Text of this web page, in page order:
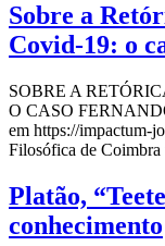
Sobre a
Covid‑19: o
SOBRE A
O CASO
em https://impactum-
Filosófica de
Platão,
conhecimento